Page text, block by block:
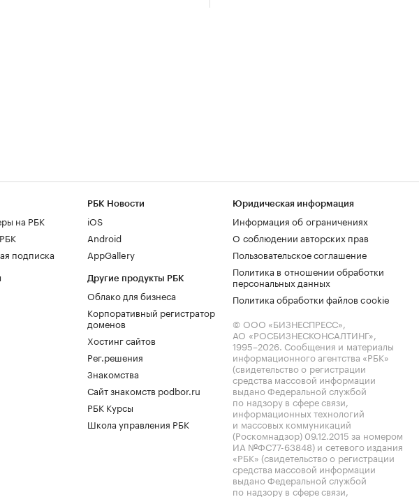
на РБК
подписка
РБК Новости
iOS
Android
AppGallery
Другие продукты РБК
Облако для бизнеса
Корпоративный регистратор
доменов
Хостинг сайтов
Рег.решения
Знакомства
Сайт знакомств podbor.ru
РБК Курсы
Школа управления РБК
Юридическая информация
Информация об ограничениях
О соблюдении авторских прав
Пользовательское соглашение
Политика в отношении обработки
персональных данных
Политика обработки файлов cookie
© ООО «БИЗНЕСПРЕСС»,
АО «РОСБИЗНЕСКОНСАЛТИНГ»,
1995–2026. Сообщения и материалы
информационного агентства «РБК»
(свидетельство о регистрации
средства массовой информации
выдано Федеральной службой
по надзору в сфере связи,
информационных технологий
и массовых коммуникаций
(Роскомнадзор) 09.12.2015 за номером
ИА №ФС77-63848) и сетевого издания
«РБК» (свидетельство о регистрации
средства массовой информации
выдано Федеральной службой
по надзору в сфере связи,